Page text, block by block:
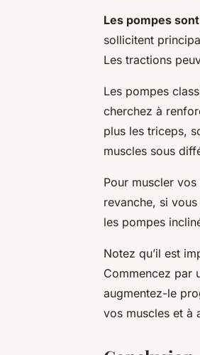
Les pompes
sollicitent
Les tractions
Les pompes
cherchez à
plus les triceps,
muscles sous
Pour muscler
revanche, si
les pompes
Notez qu’il est
Commencez par
augmentez-le
vos muscles et à